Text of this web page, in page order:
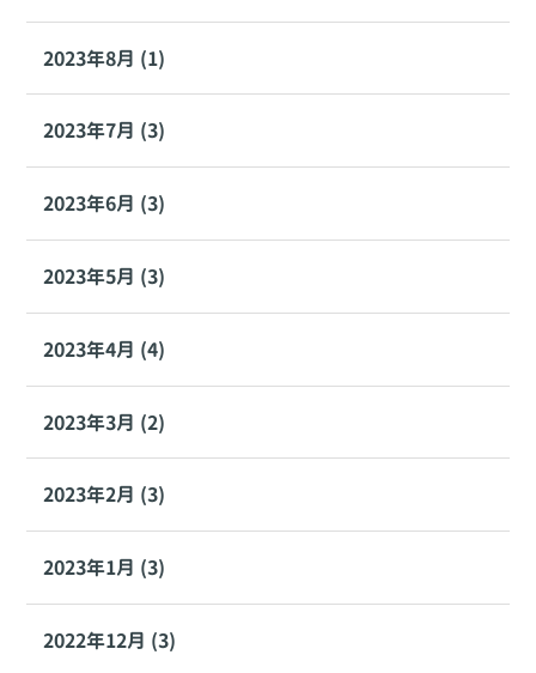
2023年8月 (1)
2023年7月 (3)
2023年6月 (3)
2023年5月 (3)
2023年4月 (4)
2023年3月 (2)
2023年2月 (3)
2023年1月 (3)
2022年12月 (3)